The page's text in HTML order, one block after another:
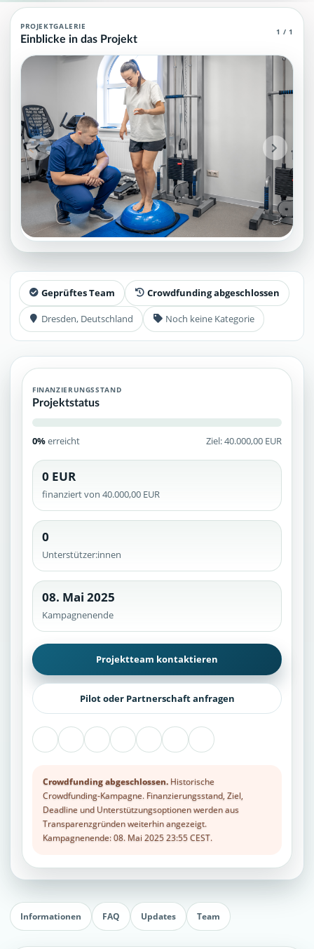
Therapie- und Rehabilitation Agent
Therapie- und Rehabilitation Agent: öffentliche Projektupdates,
Projektteam: SupraTix GmbH.
Historischer Finanzierungsstand: 0 EUR von 40.000,00 EUR.
Unterstützer:innen: 0. Erreicht: 0 Prozent.
Historisch veröffentlichte Unterstützungsoptionen: 4.
Öffentliche Updates auf dieser Seite: 1.
Aktiver Seitenabschnitt: updates.
Qualitätssicherung: Kanonische URL, Robots-Angaben,
PROJEKTGALERIE
Einblicke in das Projekt 1 / 1
Geprüftes Team Crowdfunding abgeschlossen
Dresden, Deutschland Noch keine Kategorie
FINANZIERUNGSSTAND
Projektstatus
0%erreicht Ziel: 40.000,00 EUR
0 EUR
finanziert von 40.000,00 EUR
0
Unterstützer:innen
08. Mai 2025
Kampagnenende
Projektteam kontaktieren
Pilot oder Partnerschaft anfragen
Crowdfunding abgeschlossen.Historische
Crowdfunding-Kampagne. Finanzierungsstand, Ziel,
Deadline und Unterstützungsoptionen werden aus
Transparenzgründen weiterhin angezeigt.
Kampagnenende: 08. Mai 2025 23:55 CEST.
Informationen FAQ Updates Team